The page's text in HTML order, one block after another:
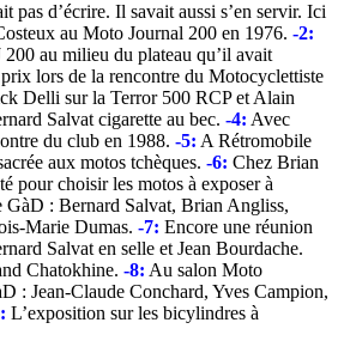
pas d’écrire. Il savait aussi s’en servir. Ici
au Moto Journal 200 en 1976. -2:
au milieu du plateau qu’il avait
lors de la rencontre du Motocyclettiste
Delli sur la Terror 500 RCP et Alain
Salvat cigarette au bec. -4: Avec
du club en 1988. -5: A Rétromobile
aux motos tchèques. -6: Chez Brian
pour choisir les motos à exposer à
: Bernard Salvat, Brian Angliss,
Marie Dumas. -7: Encore une réunion
Salvat en selle et Jean Bourdache.
Chatokhine. -8: Au salon Moto
: Jean-Claude Conchard, Yves Campion,
L’exposition sur les bicylindres à